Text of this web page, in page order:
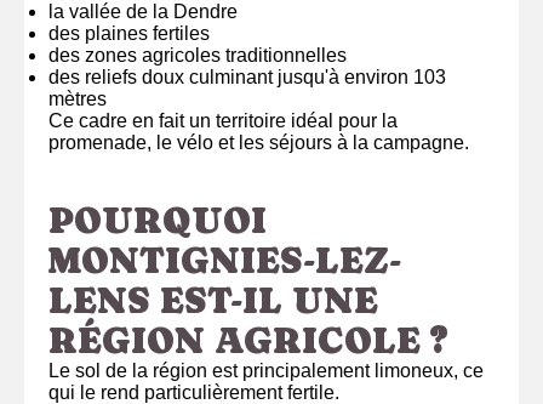
la vallée de la Dendre
des plaines fertiles
des zones agricoles traditionnelles
des reliefs doux culminant jusqu'à environ 103
mètres
Ce cadre en fait un territoire idéal pour la
promenade, le vélo et les séjours à la campagne.
POURQUOI
MONTIGNIES-LEZ-
LENS EST-IL UNE
RÉGION AGRICOLE ?
Le sol de la région est principalement limoneux, ce
qui le rend particulièrement fertile.